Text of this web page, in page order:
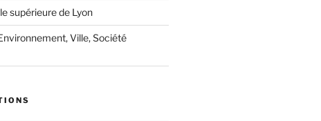
supérieure de Lyon
Ville, Société